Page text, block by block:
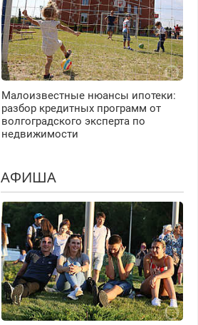
Малоизвестные нюансы ипотеки:
разбор кредитных программ от
волгоградского эксперта по
недвижимости
АФИША